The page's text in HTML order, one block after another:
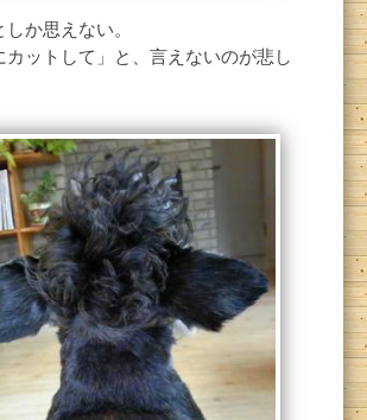
か思えない。
カットして」と、言えないのが悲し